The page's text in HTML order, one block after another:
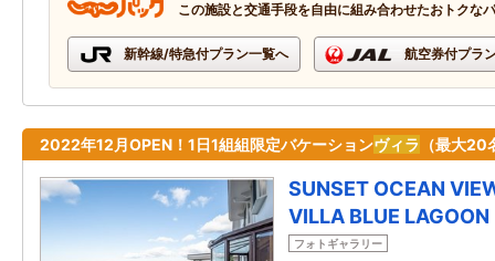
この施設と交通手段を自由に組み合わせたおトクな
新幹線/特急付プラン一覧へ 航空券付プラ
2022年12月OPEN！1日1組組限定バケーションヴィラ （最大20
SUNSET OCEAN
VILLA BLUE LAGOON
フォトギャラリー